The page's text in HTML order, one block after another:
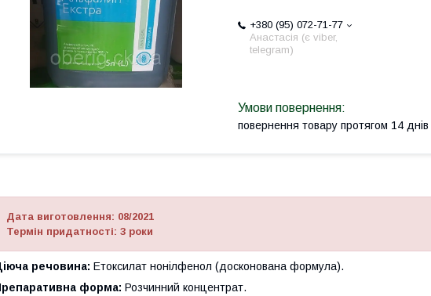
+380 (95) 072-71-77
Анастасія (є viber,
telegram)
повернення товару протягом 14 днів
Дата виготовлення: 08/2021
Термін придатності: 3 роки
речовина: Етоксилат нонілфенол (досконована формула).
форма: Розчинний концентрат.